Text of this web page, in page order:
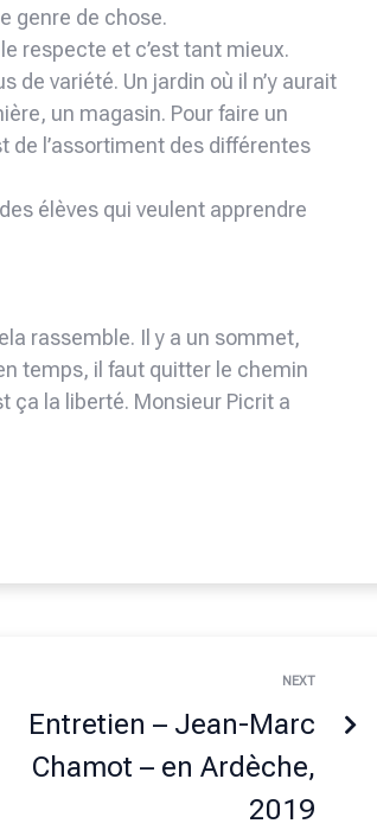
genre de chose.
respecte et c’est tant mieux.
de variété. Un jardin où il n’y aurait
un magasin. Pour faire un
de l’assortiment des différentes
élèves qui veulent apprendre
rassemble. Il y a un sommet,
temps, il faut quitter le chemin
ça la liberté. Monsieur Picrit a
NEXT
Entretien – Jean-Marc
Chamot – en Ardèche,
2019